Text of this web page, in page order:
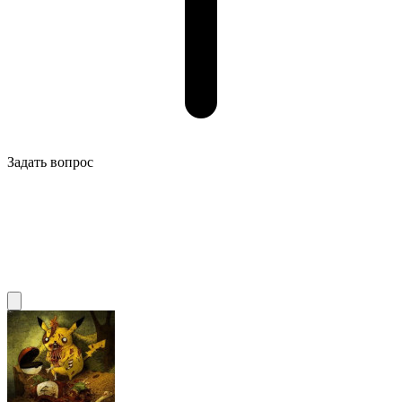
Задать вопрос